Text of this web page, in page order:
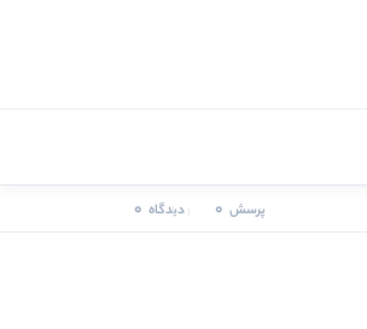
پرسش 0 دیدگاه 0